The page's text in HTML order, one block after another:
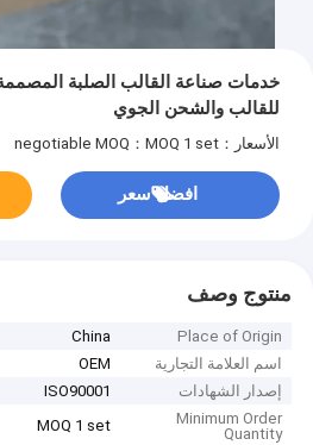
خدمات صناعة القالب الصلبة
للقالب والشحن الجوي
الأسعار：negotiable MOQ：MOQ 1 set
افضل سعر
منتوج وصف
Place of Origin
China
اسم العلامة التجارية
OEM
إصدار الشهادات
ISO90001
Minimum Order
Quantity
MOQ 1 set